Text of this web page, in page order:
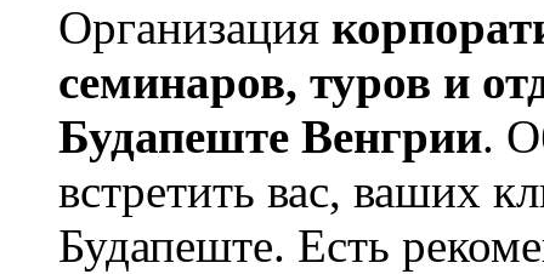
Организация
семинаров, туров и
Будапеште Венгрии.
встретить вас, ваших
Будапеште. Есть